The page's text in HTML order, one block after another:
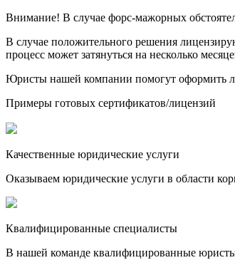
Внимание! В случае форс-мажорных
В случае положительного решения
процесс может затянуться на несколько
Юристы нашей компании помогут оформить
Примеры готовых сертификатов/лицензий
Качественные юридические услуги
Оказываем юридические услуги в области
Квалифицированные специалисты
В нашей команде квалифицированные